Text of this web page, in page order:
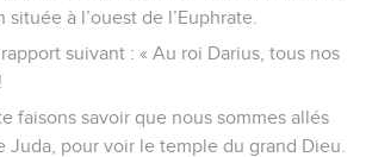
à l’ouest de l’Euphrate.
suivant : « Au roi Darius, tous nos
faisons savoir que nous sommes allés
Juda, pour voir le temple du grand Dieu.